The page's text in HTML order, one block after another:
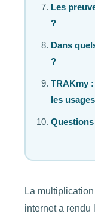
Les
?
Dans
?
TRAKmy
les
La
internet a